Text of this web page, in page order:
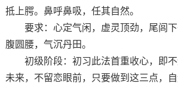
抵上腭。鼻呼鼻吸，任其自然。
要求：心定气闲，虚灵顶劲，尾闾下
腹圆腰，气沉丹田。
初级阶段：初习此法首重收心，即不
未来，不留恋眼前，只要做到这三点，